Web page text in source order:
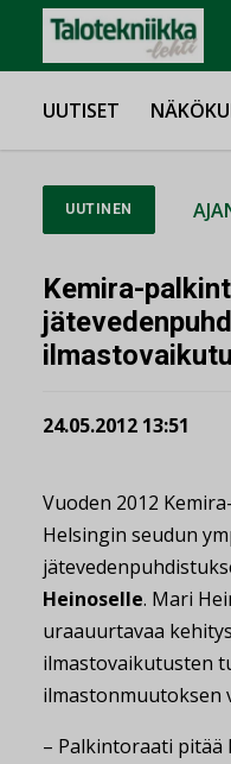
UUTISET
UUTINEN
Kemira-
24.05.2012 13:51
Vuoden 2012
Helsingin seudun
Heinoselle. Mari
uraauurtavaa
ilmastovaikutusten
ilmastonmuutoksen
– Palkintoraati pitää